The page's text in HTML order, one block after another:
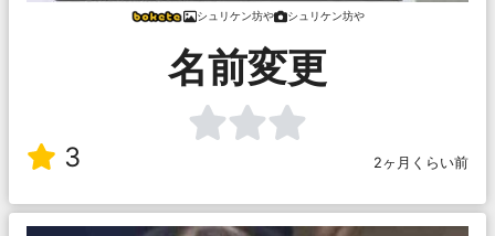
シュリケン坊や シュリケン坊や
名前変更
3 2ヶ月くらい前